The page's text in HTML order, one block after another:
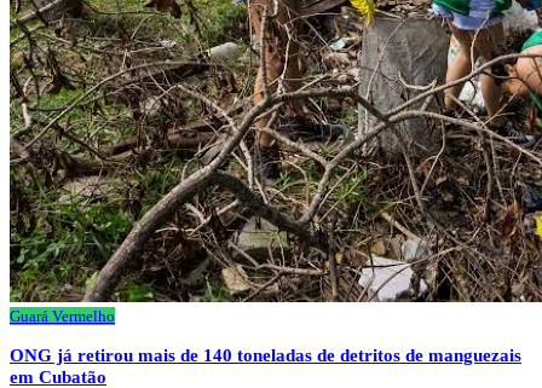
Guará Vermelho
ONG já retirou mais de 140 toneladas de detritos de manguezais
em Cubatão